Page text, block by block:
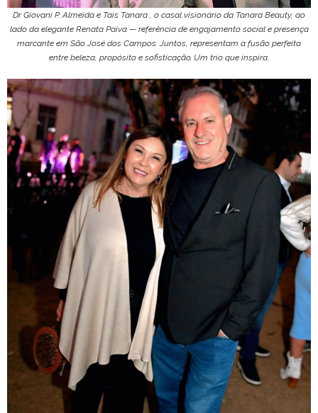
Dr Giovani P. Almeida e Tais Tanara , o casal visionário da Tanara Beauty, ao
lado da elegante Renata Paiva — referência de engajamento social e presença
marcante em São José dos Campos. Juntos, representam a fusão perfeita
entre beleza, propósito e sofisticação. Um trio que inspira.